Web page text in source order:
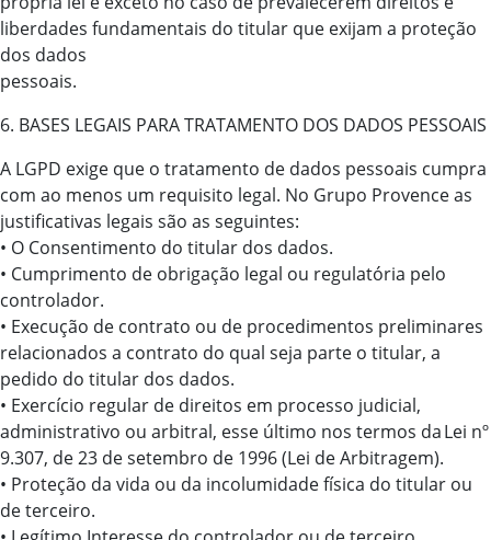
liberdades fundamentais do titular que exijam a proteção
dos dados
pessoais.
6. BASES LEGAIS PARA TRATAMENTO DOS DADOS PESSOAIS
A LGPD exige que o tratamento de dados pessoais cumpra
com ao menos um requisito legal. No Grupo Provence as
justificativas legais são as seguintes:
• O Consentimento do titular dos dados.
• Cumprimento de obrigação legal ou regulatória pelo
controlador.
• Execução de contrato ou de procedimentos preliminares
relacionados a contrato do qual seja parte o titular, a
pedido do titular dos dados.
• Exercício regular de direitos em processo judicial,
administrativo ou arbitral, esse último nos termos da Lei nº
9.307, de 23 de setembro de 1996 (Lei de Arbitragem).
• Proteção da vida ou da incolumidade física do titular ou
de terceiro.